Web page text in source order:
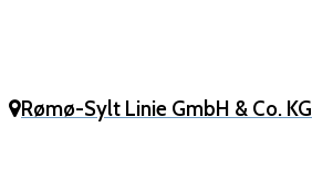
Rømø-Sylt Linie GmbH & Co. KG